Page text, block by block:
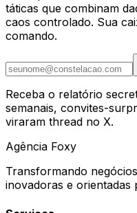
táticas que combinam
caos controlado. Sua
comando.
Receba o relatório
semanais, convites-
viraram thread no X.
Agência Foxy
Transformando
inovadoras e orientadas